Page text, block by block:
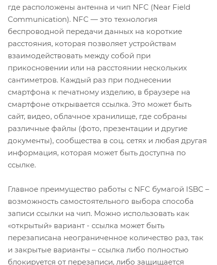
где расположены антенна и чип NFC (Near Field
Communication). NFC — это технология
беспроводной передачи данных на короткие
расстояния, которая позволяет устройствам
взаимодействовать между собой при
прикосновении или на расстоянии нескольких
сантиметров. Каждый раз при поднесении
смартфона к печатному изделию, в браузере на
смартфоне открывается ссылка. Это может быть
сайт, видео, облачное хранилище, где собраны
различные файлы (фото, презентации и другие
документы), сообщества в соц. сетях и любая другая
информация, которая может быть доступна по
ссылке.
Главное преимущество работы с NFC бумагой ISBC –
возможность самостоятельного выбора способа
записи ссылки на чип. Можно использовать как
«открытый» вариант - ссылка может быть
перезаписана неограниченное количество раз, так
и закрытые варианты – ссылка либо полностью
блокируется от перезаписи, либо защищается